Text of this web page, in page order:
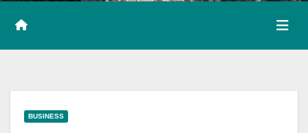
BUSINESS